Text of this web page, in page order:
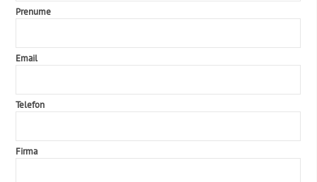
Prenume
Email
Telefon
Firma